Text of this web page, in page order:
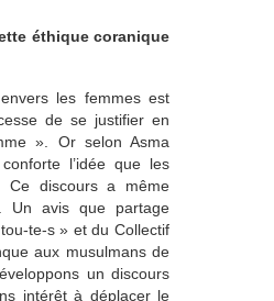
éthique coranique
les femmes est
de se justifier en
». Or selon Asma
l’idée que les
Ce discours a même
Un avis que partage
te-s » et du Collectif
aux musulmans de
un discours
intérêt à déplacer le